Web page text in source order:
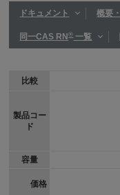
ドキュメント 概要
同一CAS RN®一覧
比較
製品コー
ド
容量
価格